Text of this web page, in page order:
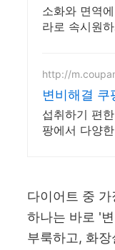
움정
소화와 면역
라로 속시원
http://
변비해결 쿠
5% 캐시 적립
섭취하기 편
팡에서 다양
다이어트 중
하나는 바로 '
부룩하고, 화